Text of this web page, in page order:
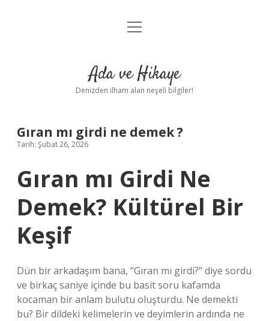
Anasayfa
Yasal Uyarı
menüyü
Ada ve Hikaye
Denizden ilham alan neşeli bilgiler!
Gıran mı girdi ne demek ?
Tarih: Şubat 26, 2026
Gıran mı Girdi Ne
Demek? Kültürel Bir
Keşif
Dün bir arkadaşım bana, “Gıran mı girdi?” diye sordu
ve birkaç saniye içinde bu basit soru kafamda
kocaman bir anlam bulutu oluşturdu. Ne demekti
bu? Bir dildeki kelimelerin ve deyimlerin ardında ne